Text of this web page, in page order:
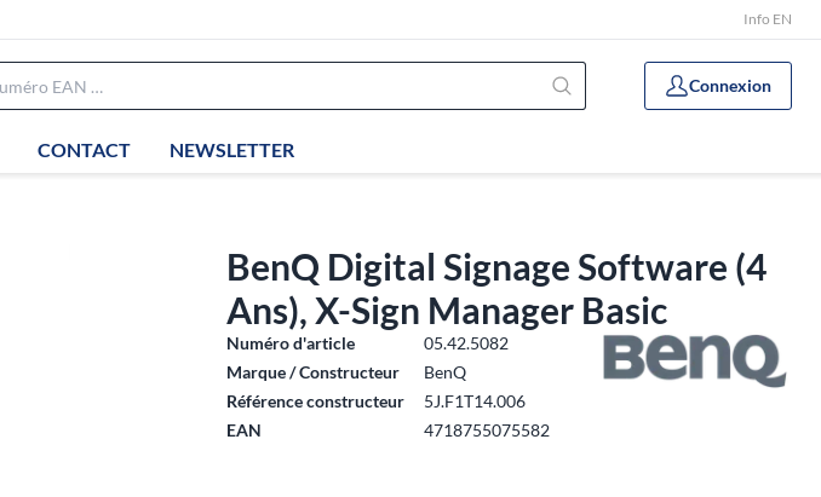
Info EN
Connexion
CONTACT NEWSLETTER
BenQ Digital Signage Software (4
Ans), X-Sign Manager Basic
Numéro d'article
05.42.5082
Marque / Constructeur
BenQ
Référence constructeur
5J.F1T14.006
EAN
4718755075582